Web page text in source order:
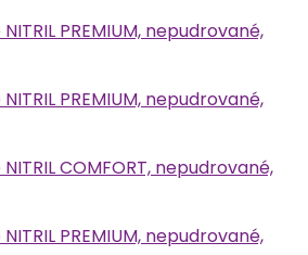
PREMIUM, nepudrované,
PREMIUM, nepudrované,
COMFORT, nepudrované,
PREMIUM, nepudrované,